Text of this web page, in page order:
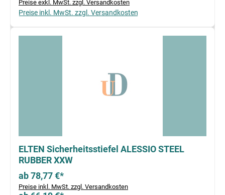
Preise exkl. MwSt. zzgl. Versandkosten
Preise inkl. MwSt. zzgl. Versandkosten
ELTEN Sicherheitsstiefel ALESSIO STEEL
RUBBER XXW
ab 78,77 €*
Preise inkl. MwSt. zzgl. Versandkosten